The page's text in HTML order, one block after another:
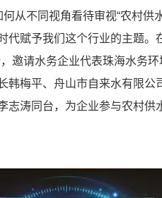
从不同视角看待审视“农村供
代赋予我们这个行业的主题。
邀请水务企业代表珠海水务
梅平、舟山市自来水有限公
志涛同台，为企业参与农村供